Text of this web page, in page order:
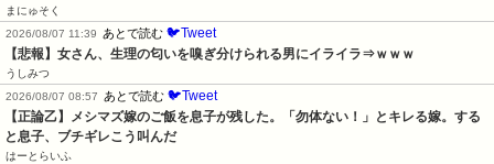
まにゅそく
2026/08/07 11:39
あとで読む 🐦Tweet
【悲報】女さん、生理の匂いを嗅ぎ分けられる男にイライラ⇒ｗｗｗ
うしみつ
2026/08/07 08:57
あとで読む 🐦Tweet
【正論乙】メシマズ嫁のご飯を息子が残した。「勿体ない！」とキレる嫁。する
と息子、ブチギレこう叫んだ
はーとらいふ